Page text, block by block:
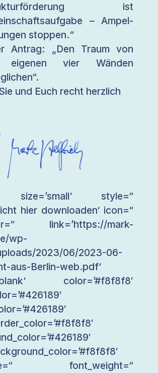
ist
– Ampel-
stoppen.“
Antrag: „Den Traum von
eigenen vier Wänden
und Euch recht herzlich
size=’small‘ style=“
hier downloaden‘ icon=“
link=’https://mark-
wp-
2023/06/2023-06-
aus-Berlin-web.pdf‘
color=’#f8f8f8′
font_weight=“